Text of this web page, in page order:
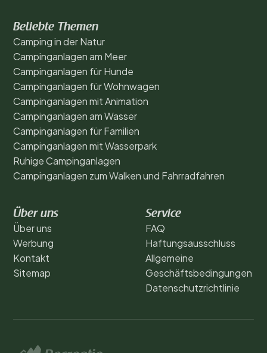
Beliebte Themen
Camping in der Natur
Campinganlagen am Meer
Campinganlagen für Hunde
Campinganlagen für Wohnwagen
Campinganlagen mit Animation
Campinganlagen am Wasser
Campinganlagen für Familien
Campinganlagen mit Wasserpark
Ruhige Campinganlagen
Campinganlagen zum Walken und Fahrradfahren
Über uns
Über uns
Werbung
Kontakt
Sitemap
Service
FAQ
Haftungsausschluss
Allgemeine
Geschäftsbedingungen
Datenschutzrichtlinie